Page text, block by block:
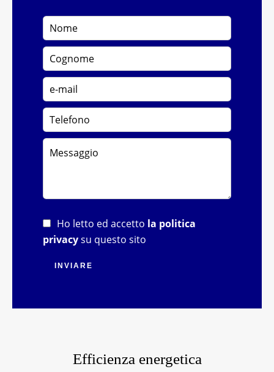
Ho letto ed accetto la politica
privacysu questo sito
INVIARE
Efficienza energetica